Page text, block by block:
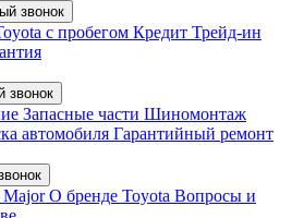
звонок
с пробегом Кредит Трейд-ин
звонок
Запасные части Шиномонтаж
автомобиля Гарантийный ремонт
О бренде Toyota Вопросы и